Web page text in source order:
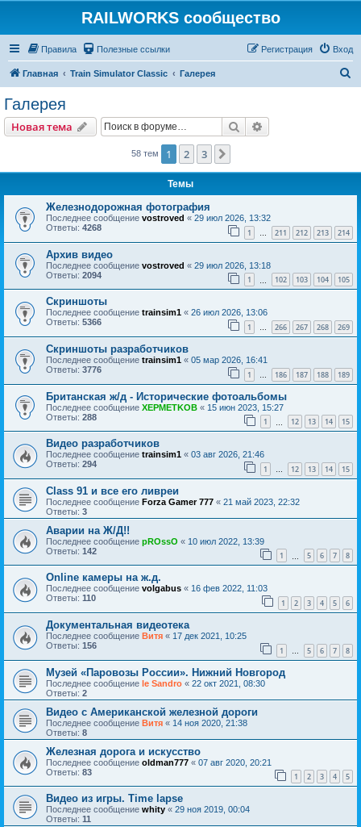
RAILWORKS сообщество
Правила Полезные ссылки Вход
Регистрация
Главная Train Simulator Classic Галерея
Галерея
Новая тема Поиск
58 тем 1 2 3
Темы
Железнодорожная фотография
Последнее сообщение vostroved « 29 июл 2026, 13:32
Ответы: 4268 1 … 211 212 213 214
Архив видео
Последнее сообщение vostroved « 29 июл 2026, 13:18
Ответы: 2094 1 102 103 104 105
Скриншоты
Последнее сообщение trainsim1 « 26 июл 2026, 13:06
Ответы: 5366 1 … 266 267 268 269
Скриншоты разработчиков
Последнее сообщение trainsim1 « 05 мар 2026, 16:41
Ответы: 3776 1 … 186 187 188 189
Британская ж/д - Исторические фотоальбомы
Последнее сообщение XEPMETKOB « 15 июн 2023, 15:27
Ответы: 288 1 12 13 14 15
Видео разработчиков
Последнее сообщение trainsim1 « 03 авг 2026, 21:46
Ответы: 294 1 … 12 13 14 15
Class 91 и все его ливреи
Последнее сообщение Forza Gamer 777 « 21 май 2023, 22:32
Ответы: 3
Аварии на Ж/Д!!
Последнее сообщение pROssO « 10 июл 2022, 13:39
Ответы: 142 1 5 6 7 8
Online камеры на ж.д.
Последнее сообщение volgabus « 16 фев 2022, 11:03
Ответы: 110 1 2 3 4 5 6
Документальная видеотека
Последнее сообщение Витя « 17 дек 2021, 10:25
Ответы: 156 1 … 5 6 7 8
Музей «Паровозы России». Нижний Новгород
Последнее сообщение le Sandro « 22 окт 2021, 08:30
Ответы: 2
Видео с Американской железной дороги
Последнее сообщение Витя « 14 ноя 2020, 21:38
Ответы: 8
Железная дорога и искусство
Последнее сообщение oldman777 « 07 авг 2020, 20:21
Ответы: 83 1 2 3 4 5
Видео из игры. Time lapse
Последнее сообщение whity « 29 ноя 2019, 00:04
Ответы: 11